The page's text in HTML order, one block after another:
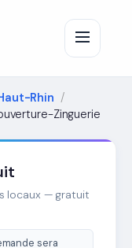
Rhin
Zinguerie
locaux — gratuit
sera